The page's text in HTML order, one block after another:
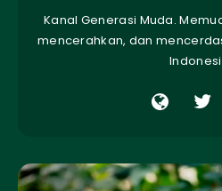
Kanal Generasi Muda.
mencerahkan, dan